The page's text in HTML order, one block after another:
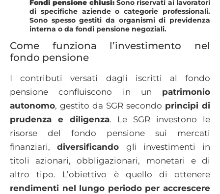
Fondi pensione chiusi:Sono riservati ai lavoratori
di specifiche aziende o categorie professionali.
Sono spesso gestiti da organismi di previdenza
interna o da fondi pensione negoziali.
Come funziona l’investimento nel
fondo pensione
I contributi versati dagli iscritti al fondo
pensione confluiscono in un patrimonio
autonomo, gestito da SGR secondo principi di
prudenza e diligenza. Le SGR investono le
risorse del fondo pensione sui mercati
finanziari, diversificando gli investimenti in
titoli azionari, obbligazionari, monetari e di
altro tipo. L’obiettivo è quello di ottenere
rendimenti nel lungo periodo per accrescere